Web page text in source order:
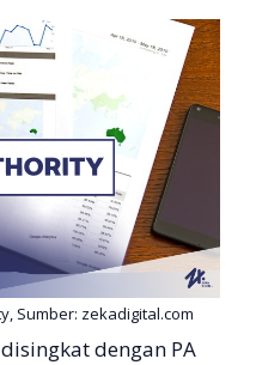
Sumber: zekadigital.com
dengan PA